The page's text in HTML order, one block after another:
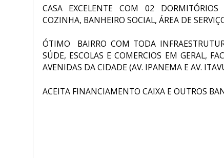
CASA EXCELENTE COM 02
COZINHA, BANHEIRO SOCIAL, ÁREA DE
ÓTIMO BAIRRO COM TODA
SÚDE, ESCOLAS E COMERCIOS EM GERAL,
AVENIDAS DA CIDADE (AV. IPANEMA E AV.
ACEITA FINANCIAMENTO CAIXA E OUTROS